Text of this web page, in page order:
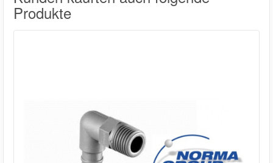
Produkte